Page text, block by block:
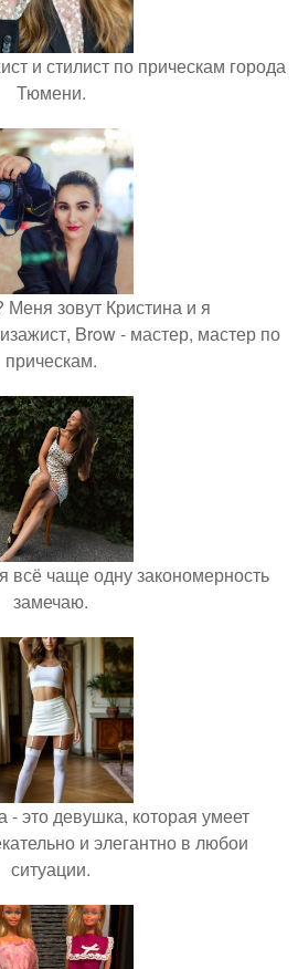
и стилист по прическам города
Тюмени.
Меня зовут Кристина и я
Brow - мастер, мастер по
прическам.
всё чаще одну закономерность
замечаю.
это девушка, которая умеет
и элегантно в любои
ситуации.